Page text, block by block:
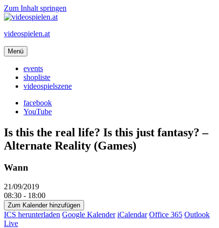
Zum Inhalt springen
videospielen.at
Menü
events
shopliste
videospielszene
facebook
YouTube
Is this the real life? Is this just fantasy? –
Alternate Reality (Games)
Wann
21/09/2019
08:30 - 18:00
Zum Kalender hinzufügen
ICS herunterladen Google Kalender iCalendar Office 365 Outlook
Live